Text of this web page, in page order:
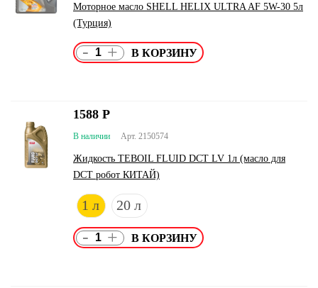
Моторное масло SHELL HELIX ULTRA AF 5W-30 5л
(Турция)
- +
Арт. 2150574
В наличии
Жидкость TEBOIL FLUID DCT LV 1л (масло для
DCT робот КИТАЙ)
1 л 20 л
1588 Р
- +